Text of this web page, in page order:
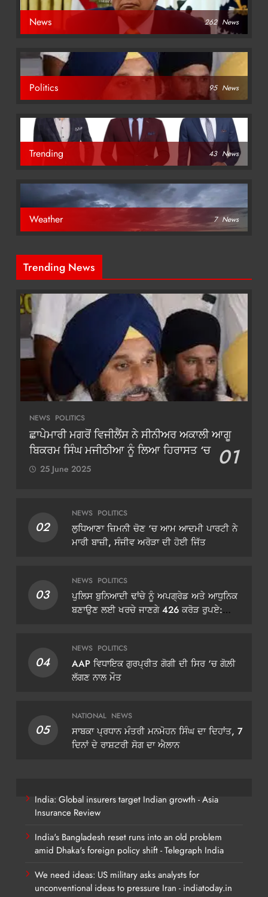
News 262 News
Politics 95 News
Trending 43 News
Weather 7 News
Trending News
NEWS POLITICS
ਛਾਪੇਮਾਰੀ ਮਗਰੋਂ ਵਿਜੀਲੈਂਸ ਨੇ ਸੀਨੀਅਰ ਅਕਾਲੀ ਆਗੂ
ਬਿਕਰਮ ਸਿੰਘ ਮਜੀਠੀਆ ਨੂੰ ਲਿਆ ਹਿਰਾਸਤ ‘ਚ 01
25 June 2025
02
NEWS POLITICS
ਲੁਧਿਆਣਾ ਜ਼ਿਮਨੀ ਚੋਣ ‘ਚ ਆਮ ਆਦਮੀ ਪਾਰਟੀ ਨੇ
ਮਾਰੀ ਬਾਜ਼ੀ, ਸੰਜੀਵ ਅਰੋੜਾ ਦੀ ਹੋਈ ਜਿੱਤ
03
NEWS POLITICS
ਪੁਲਿਸ ਬੁਨਿਆਦੀ ਢਾਂਚੇ ਨੂੰ ਅਪਗ੍ਰੇਡ ਅਤੇ ਆਧੁਨਿਕ
ਬਣਾਉਣ ਲਈ ਖਰਚੇ ਜਾਣਗੇ 426 ਕਰੋੜ ਰੁਪਏ:
04
NEWS POLITICS
AAP ਵਿਧਾਇਕ ਗੁਰਪ੍ਰੀਤ ਗੋਗੀ ਦੀ ਸਿਰ ‘ਚ ਗੋਲ਼ੀ
ਲੱਗਣ ਨਾਲ ਮੌਤ
05
NATIONAL NEWS
ਸਾਬਕਾ ਪ੍ਰਧਾਨ ਮੰਤਰੀ ਮਨਮੋਹਨ ਸਿੰਘ ਦਾ ਦਿਹਾਂਤ, 7
ਦਿਨਾਂ ਦੇ ਰਾਸ਼ਟਰੀ ਸੋਗ ਦਾ ਐਲਾਨ
India: Global insurers target Indian growth - Asia
Insurance Review
India's Bangladesh reset runs into an old problem
amid Dhaka's foreign policy shift - Telegraph India
We need ideas: US military asks analysts for
unconventional ideas to pressure Iran - indiatoday.in